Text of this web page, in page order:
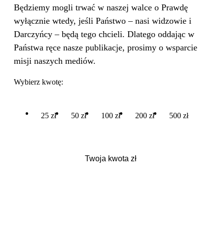
Będziemy mogli trwać w naszej walce o Prawdę
wyłącznie wtedy, jeśli Państwo – nasi widzowie i
Darczyńcy – będą tego chcieli. Dlatego oddając w
Państwa ręce nasze publikacje, prosimy o wsparcie
misji naszych mediów.
Wybierz kwotę:
25 zł 50 zł 100 zł 200 zł 500 zł